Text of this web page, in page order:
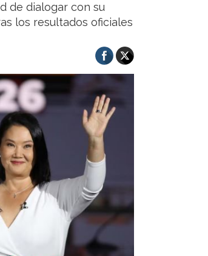
de dialogar con su
los resultados oficiales